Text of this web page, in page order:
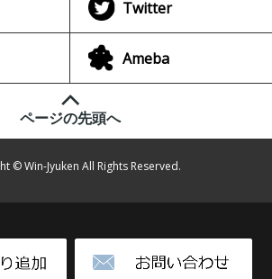
Twitter
Ameba
ページの先頭へ
© Win-Jyuken All Rights Reserved.